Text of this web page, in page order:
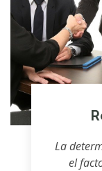
La
el